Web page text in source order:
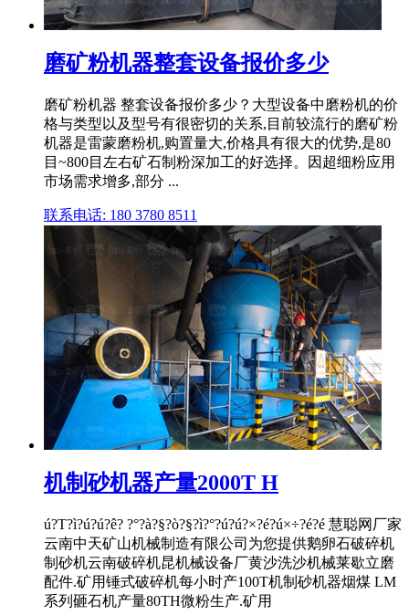
磨矿粉机器整套设备报价多少
磨矿粉机器 整套设备报价多少？大型设备中磨粉机的价
格与类型以及型号有很密切的关系,目前较流行的磨矿粉
机器是雷蒙磨粉机,购置量大,价格具有很大的优势,是80
目~800目左右矿石制粉深加工的好选择。因超细粉应用
市场需求增多,部分 ...
联系电话: 180 3780 8511
机制砂机器产量2000T H
ú?T?ì?ú?ú?ê? ?°?à?§?ò?§?ì?°?ú?ú?×?é?ú×÷?é?é 慧聪网厂家
云南中天矿山机械制造有限公司为您提供鹅卵石破碎机
制砂机云南破碎机昆机械设备厂黄沙洗沙机械莱歇立磨
配件.矿用锤式破碎机每小时产100T机制砂机器烟煤 LM
系列砸石机产量80TH微粉生产.矿用